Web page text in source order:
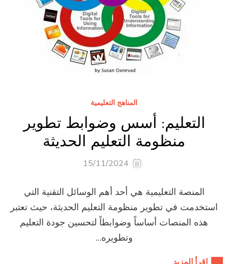
المناهج التعليمية
التعليم: أسس وضوابط تطوير
منظومة التعليم الحديثة
15/11/2024
المنصة التعليمية هي أحد أهم الوسائل التقنية التي
استخدمت في تطوير منظومة التعليم الحديثة، حيث تعتبر
هذه المنصات أساساً وضوابطاً لتحسين جودة التعليم
وتطويره…